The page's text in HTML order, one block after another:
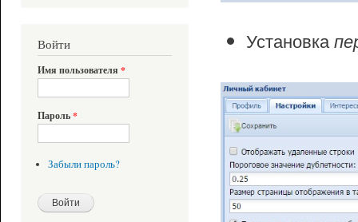
Войти
Имя пользователя *
Пароль*
Забыли пароль?
Установка